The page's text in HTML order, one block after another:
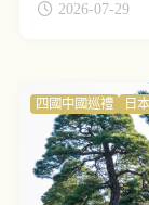
2026-07-29
四國中國巡禮 日